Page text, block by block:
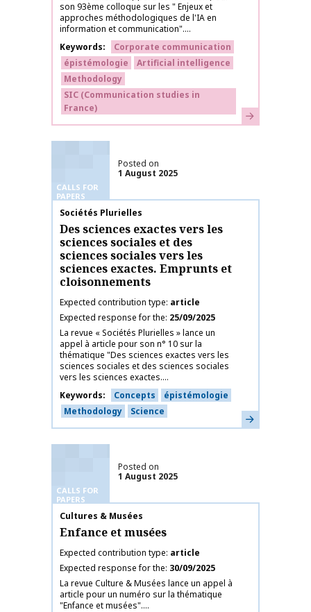
son 93ème colloque sur les " Enjeux et
approches méthodologiques de l'IA en
information et communication"....
Keywords
Corporate communication
épistémologie
Artificial intelligence
Methodology
SIC (Communication studies in
France)
Learn more
CALLS FOR
PAPERS
Posted on
1 August 2025
Publication name
Sociétés Plurielles
Des sciences exactes vers les
sciences sociales et des
sciences sociales vers les
sciences exactes. Emprunts et
cloisonnements
Expected contribution type article
Expected response for the 25/09/2025
La revue « Sociétés Plurielles » lance un
appel à article pour son n° 10 sur la
thématique "Des sciences exactes vers les
sciences sociales et des sciences sociales
vers les sciences exactes....
Keywords
Concepts
épistémologie
Methodology
Science Learn more
CALLS FOR
PAPERS
Posted on
1 August 2025
Publication name
Cultures & Musées
Enfance et musées
Expected contribution type article
Expected response for the 30/09/2025
La revue Culture & Musées lance un appel à
article pour un numéro sur la thématique
"Enfance et musées"....